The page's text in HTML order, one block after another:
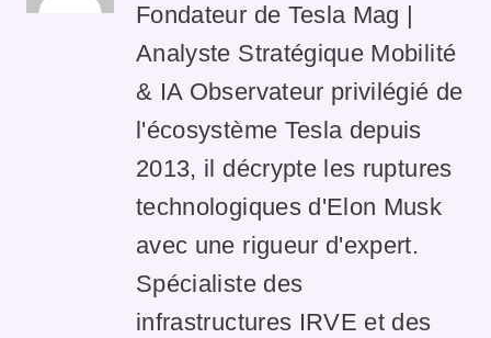
Fondateur de Tesla Mag |
Analyste Stratégique Mobilité
& IA Observateur privilégié de
l'écosystème Tesla depuis
2013, il décrypte les ruptures
technologiques d'Elon Musk
avec une rigueur d'expert.
Spécialiste des
infrastructures IRVE et des